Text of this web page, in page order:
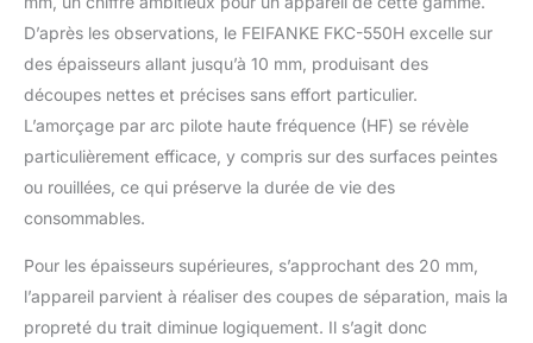
durée de vie du
matériel. Convient
parfaitement à tous les
tels que l'acier, l'inox,
l'aluminium, le cuivre, le
laiton ou le titane.
Capacité de coupe
numérique innovante
(MCU), notre coupeur
plasma s'adapte
automatiquement à la
D’après les observations, le FEIFANKE FKC-550H excelle sur
des épaisseurs allant jusqu’à 10 mm, produisant des
découpes nettes et précises sans effort particulier.
L’amorçage par arc pilote haute fréquence (HF) se révèle
particulièrement efficace, y compris sur des surfaces peintes
ou rouillées, ce qui préserve la durée de vie des
consommables.
Pour les épaisseurs supérieures, s’approchant des 20 mm,
l’appareil parvient à réaliser des coupes de séparation, mais la
propreté du trait diminue logiquement. Il s’agit donc